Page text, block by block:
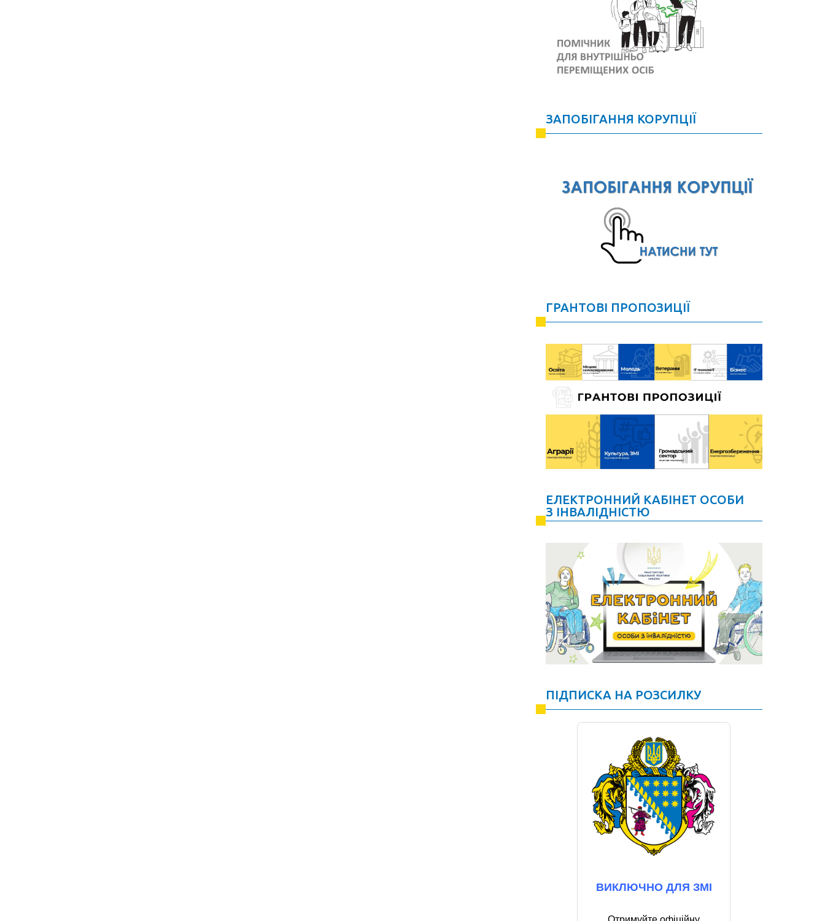
ЗАПОБІГАННЯ КОРУПЦІЇ
ГРАНТОВІ ПРОПОЗИЦІЇ
ЕЛЕКТРОННИЙ КАБІНЕТ ОСОБИ
З ІНВАЛІДНІСТЮ
ПІДПИСКА НА РОЗСИЛКУ
ВИКЛЮЧНО ДЛЯ ЗМІ